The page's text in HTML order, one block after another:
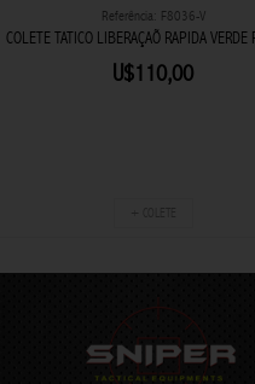
Referência: F8036-V
COLETE TATICO LIBERAÇAÕ RAPIDA
U$110,00